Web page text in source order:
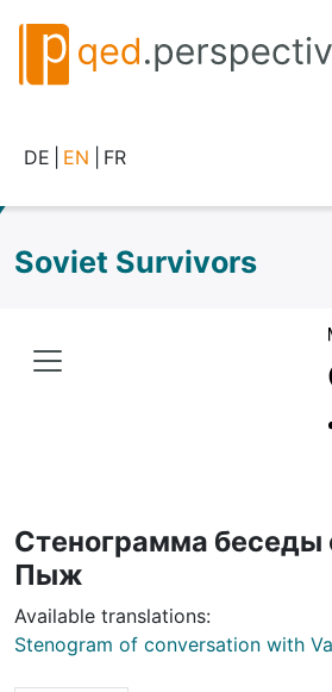
DE EN FR
Soviet Survivors
Стенограмма беседы
Пыж
Available translations:
Stenogram of conversation with